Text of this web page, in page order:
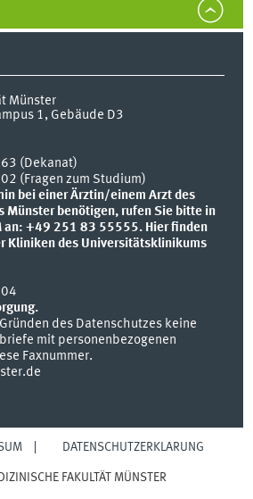
Münster
1, Gebäude D3
(Dekanat)
(Fragen zum Studium)
bei einer Ärztin/einem Arzt des
Münster benötigen, rufen Sie bitte in
an: +49 251 83 55555. Hier finden
Kliniken des Universitätsklinikums
des Datenschutzes keine
mit personenbezogenen
Faxnummer.
DATENSCHUTZERKLÄRUNG
FAKULTÄT MÜNSTER